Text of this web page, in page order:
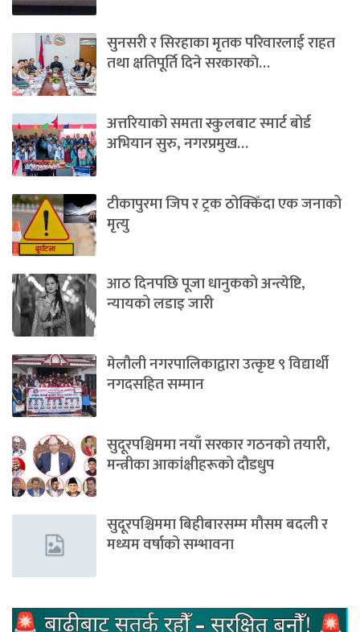
सुनसरी र सिरहाका मृतक परिवारलाई राहत
तथा क्षतिपूर्ति दिने सरकारकाे…
अत्तरियाको समता स्कुलबाट स्मार्ट बोर्ड
अभियान सुरु, नगरप्रमुख…
टीकापुरमा जिप र ट्रक ठोक्किँदा एक जनाको
मृत्यु
आठ दिनपछि पूजा धानुकको अन्त्येष्टि,
न्यायको लडाइ जारी
मेलौली नगरपालिकाद्वारा उत्कृष्ट ९ विद्यार्थी
नगदसहित सम्मान
सुदूरपश्चिममा नयाँ सरकार गठनको तयारी,
मन्त्रीका आकांक्षीहरूको दौडधुप
सुदूरपश्चिममा बिहीबारसम्म मौसम बदली र
मध्यम वर्षाको सम्भावना